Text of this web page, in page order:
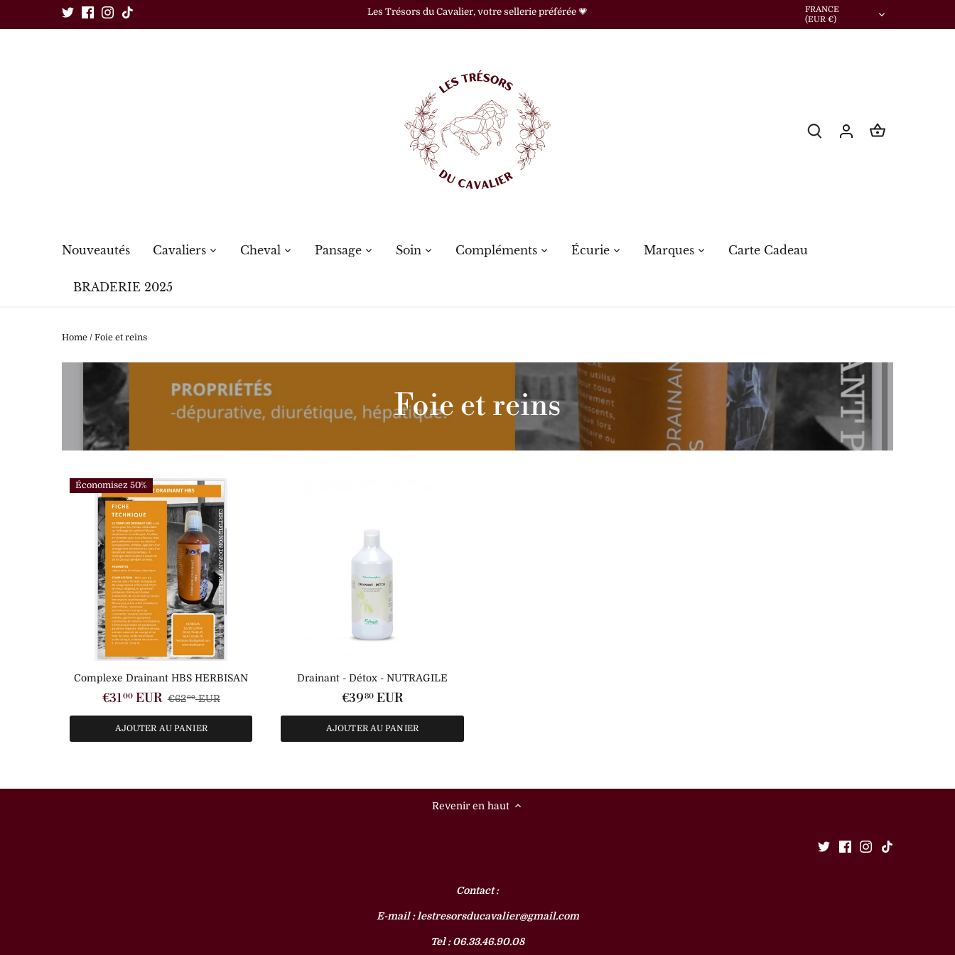
contenu
Les Trésors du Cavalier, votre sellerie préférée 💗 Devise
FRANCE
(EUR €)
Nouveautés Cavaliers Cheval Pansage Soin Compléments Écurie Marques Carte Cadeau
BRADERIE 2025
Home /Foie et reins
Foie et reins
Économisez 50%
Complexe Drainant HBS HERBISAN
€3100EUR €6200EUR
AJOUTER AU PANIER
Drainant - Détox - NUTRAGILE
€3980EUR
AJOUTER AU PANIER
Revenir en haut
Contact :
E-mail : lestresorsducavalier@gmail.com
Tel : 06.33.46.90.08